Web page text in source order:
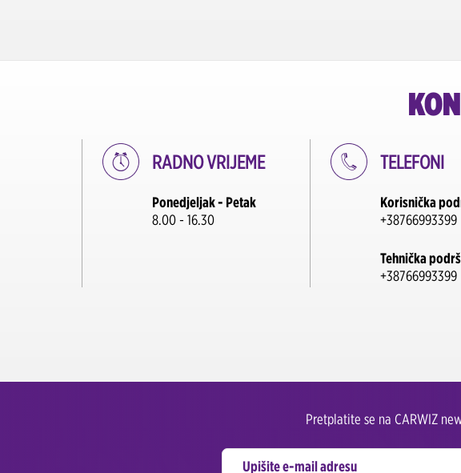
RADNO VRIJEME
Ponedjeljak - Petak
8.00 - 16.30
TELEFONI
Korisnička
+38766993399
Tehnička
+38766993399
Pretplatite se na CARWIZ